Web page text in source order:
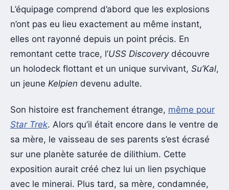
L’équipage comprend d’abord que les explosions
n’ont pas eu lieu exactement au même instant,
elles ont rayonné depuis un point précis. En
remontant cette trace, l’USS Discoverydécouvre
un holodeck flottant et un unique survivant, Su’Kal,
un jeune Kelpien devenu adulte.
Son histoire est franchement étrange, même pour
Star Trek. Alors qu’il était encore dans le ventre de
sa mère, le vaisseau de ses parents s’est écrasé
sur une planète saturée de dilithium. Cette
exposition aurait créé chez lui un lien psychique
avec le minerai. Plus tard, sa mère, condamnée,